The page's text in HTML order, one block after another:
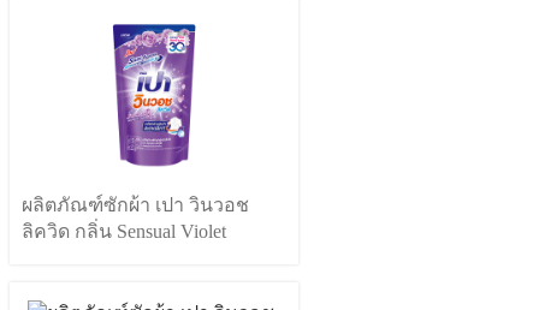
ผลิตภัณฑ์ซักผ้า เปา วินวอช
ลิควิด กลิ่น Sensual Violet